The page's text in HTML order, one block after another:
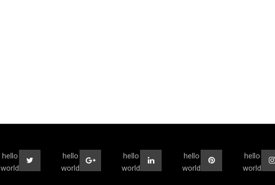
hello
world
hello
world
hello
world
hello
world
hello
world